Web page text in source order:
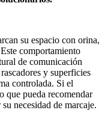
su espacio con orina,
comportamiento
de comunicación
y superficies
controlada. Si el
que pueda recomendar
necesidad de marcaje.